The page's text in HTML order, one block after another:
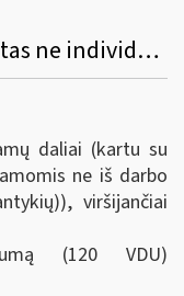
17. Koks GPM tarifas nustatytas ne individualios veiklos pajamoms už parduotas atliekas?
daliai (kartu su
ne iš darbo
viršijančiai
(120 VDU)